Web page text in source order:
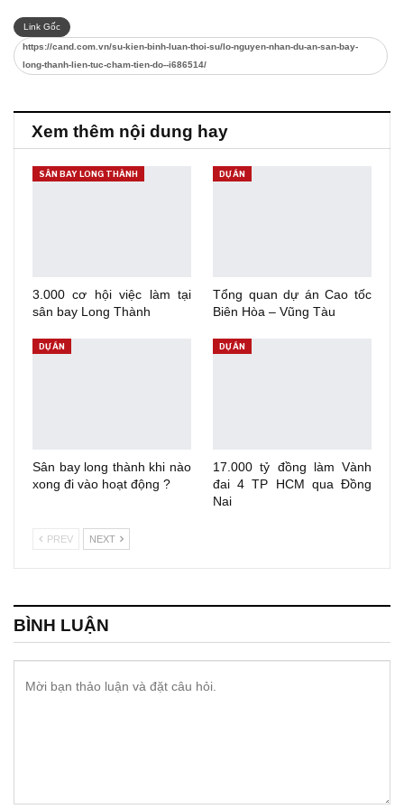
Link Gốc
https://cand.com.vn/su-kien-binh-luan-thoi-su/lo-nguyen-nhan-du-an-san-bay-
long-thanh-lien-tuc-cham-tien-do--i686514/
Xem thêm nội dung hay
SÂN BAY LONG THÀNH
3.000 cơ hội việc làm tại
sân bay Long Thành
DỰ ÁN
Tổng quan dự án Cao tốc
Biên Hòa – Vũng Tàu
DỰ ÁN
Sân bay long thành khi nào
xong đi vào hoạt động ?
DỰ ÁN
17.000 tỷ đồng làm Vành
đai 4 TP HCM qua Đồng
Nai
PREV NEXT
BÌNH LUẬN